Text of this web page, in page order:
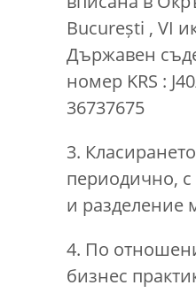
București , VI
Държавен
номер KRS :
36737675
3.
периодично,
и разделение
4. По
бизнес